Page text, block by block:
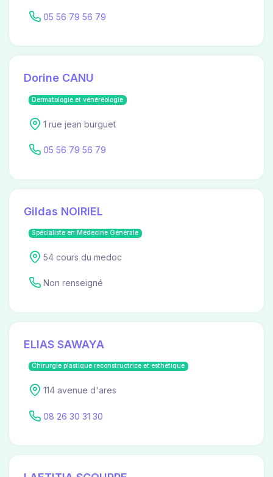
05 56 79 56 79
Dorine CANU
Dermatologie et vénéréologie
1 rue jean burguet
05 56 79 56 79
Gildas NOIRIEL
Spécialiste en Médecine Générale
54 cours du medoc
Non renseigné
ELIAS SAWAYA
Chirurgie plastique reconstructrice et esthétique
114 avenue d'ares
08 26 30 31 30